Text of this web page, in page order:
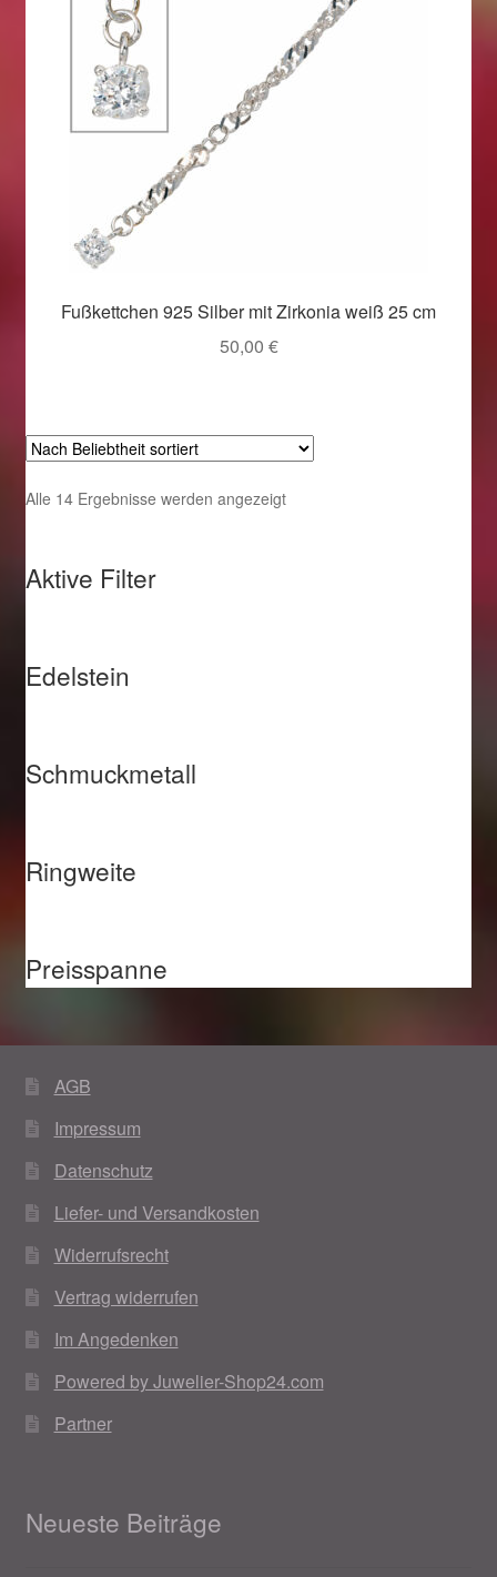
Fußkettchen 925 Silber mit Zirkonia weiß 25 cm
50,00 €
Alle 14 Ergebnisse werden angezeigtNach
Aktive Filter
Edelstein
Schmuckmetall
Ringweite
Preisspanne
AGB
Impressum
Datenschutz
Liefer- und Versandkosten
Widerrufsrecht
Vertrag widerrufen
Im Angedenken
Powered by Juwelier-Shop24.com
Partner
Neueste Beiträge